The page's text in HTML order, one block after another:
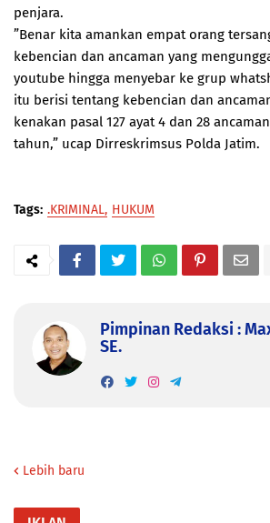
penjara.
”Benar kita amankan empat orang
kebencian dan ancaman yang
youtube hingga menyebar ke grup
itu berisi tentang kebencian dan
kenakan pasal 127 ayat 4 dan 28
tahun,” ucap Dirreskrimsus Polda Jatim.
Tags: .KRIMINAL HUKUM
Pimpinan Redaksi :
SE.
Lebih baru